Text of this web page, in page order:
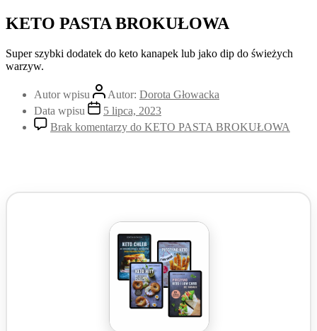
KETO PASTA BROKUŁOWA
Super szybki dodatek do keto kanapek lub jako dip do świeżych
warzyw.
Autor wpisu Autor: Dorota Głowacka
Data wpisu
5 lipca, 2023
Brak komentarzy do KETO PASTA BROKUŁOWA